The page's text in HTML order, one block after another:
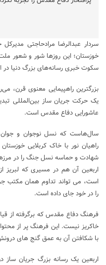
سردار عبدالرضا مرادحاجتی‌
خوزستان؛ این روزها شور و شعور
سکوت خبری رسانه‌های بزرگ دنیا در
بزرگترین راهپیمایی معنوی قرن،
یک حرکت جریان ساز بین‌المللی
عاشورایی دفاع مقدس است.
سال‌هاست که نسل نوجوان و
راهیان نور با خاک کربلایی
شهادت و حماسه نسل جنگ را در
اربعین آن هم در مسیری که
است، می تواند تداوم همان مکتب
را در خود جای داده است.
فرهنگ دفاع مقدس که برگرفته از
خاکریز نیست. این فرهنگ پر از
با شکافتن آن به عمق گنج های
اربعین یک رسانه بزرگ جریان